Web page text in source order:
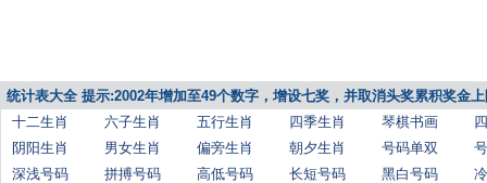
统计表大全 提示:2002年增加至49个数字，增设七奖，并取消头奖累积奖金
十二生肖
六子生肖 五行生肖 四季生肖 琴棋书画
阴阳生肖
男女生肖 偏旁生肖 朝夕生肖 号码单双
深浅号码
拼搏号码 高低号码 长短号码 黑白号码